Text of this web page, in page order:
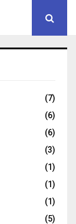
(7)
(6)
(6)
(3)
(1)
(1)
(1)
(5)